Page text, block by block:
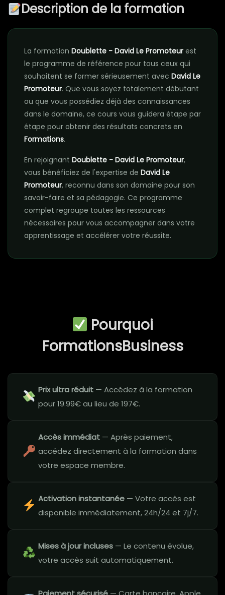
Description de la formation
La formation Doublette - David Le Promoteur est
le programme de référence pour tous ceux qui
souhaitent se former sérieusement avec David Le
Promoteur. Que vous soyez totalement débutant
ou que vous possédiez déjà des connaissances
dans le domaine, ce cours vous guidera étape par
étape pour obtenir des résultats concrets en
Formations.
En rejoignant Doublette - David Le Promoteur,
vous bénéficiez de l'expertise de David Le
Promoteur, reconnu dans son domaine pour son
savoir-faire et sa pédagogie. Ce programme
complet regroupe toutes les ressources
nécessaires pour vous accompagner dans votre
apprentissage et accélérer votre réussite.
Pourquoi
FormationsBusiness
Prix ultra réduit — Accédez à la formation
pour 19.99€ au lieu de 197€.
Accès immédiat — Après paiement,
accédez directement à la formation dans
votre espace membre.
Activation instantanée — Votre accès est
disponible immédiatement, 24h/24 et 7j/7.
Mises à jour incluses — Le contenu évolue,
votre accès suit automatiquement.